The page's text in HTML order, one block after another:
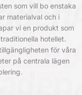
som vill bo enstaka
materialval och i
vi en produkt som
hotellet.
för våra
på centrala lägen